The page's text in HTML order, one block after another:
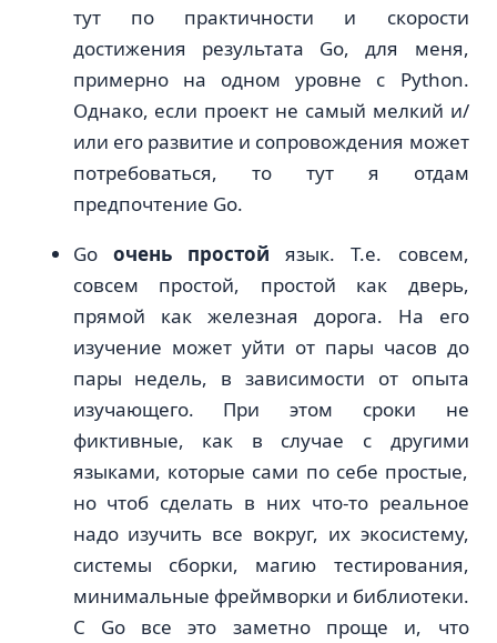
тут по практичности и скорости
достижения результата Go, для меня,
примерно на одном уровне с Python.
Однако, если проект не самый мелкий и/
или его развитие и сопровождения может
потребоваться, то тут я отдам
предпочтение Go.
Go очень простой язык. T.e. совсем,
совсем простой, простой как дверь,
прямой как железная дорога. На его
изучение может уйти от пары часов до
пары недель, в зависимости от опыта
изучающего. При этом сроки не
фиктивные, как в случае с другими
языками, которые сами по себе простые,
но чтоб сделать в них что-то реальное
надо изучить все вокруг, их экосистему,
системы сборки, магию тестирования,
минимальные фреймворки и библиотеки.
С Go все это заметно проще и, что